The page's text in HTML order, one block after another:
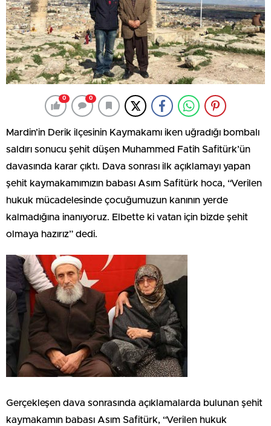
0 0
Mardin’in Derik ilçesinin Kaymakamı iken uğradığı bombalı
saldırı sonucu şehit düşen Muhammed Fatih Safitürk’ün
davasında karar çıktı. Dava sonrası ilk açıklamayı yapan
şehit kaymakamımızın babası Asım Safitürk hoca, “Verilen
hukuk mücadelesinde çocuğumuzun kanının yerde
kalmadığına inanıyoruz. Elbette ki vatan için bizde şehit
olmaya hazırız” dedi.
Gerçekleşen dava sonrasında açıklamalarda bulunan şehit
kaymakamın babası Asım Safitürk, “Verilen hukuk